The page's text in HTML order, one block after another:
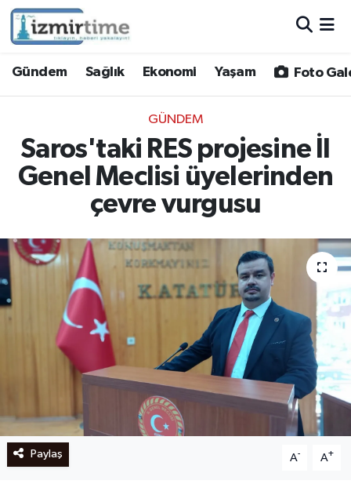
Gündem Sağlık Ekonomi Yaşam Foto
GÜNDEM
Saros'taki RES projesine İl
Genel Meclisi üyelerinden
çevre vurgusu
Paylaş A- A+
Sağlık
Ekonomi
Yaşam
Foto Galeri
Video
Yazarlar
Siyaset
İzmir
İletişim
Hava Durumu
İzmir Namaz Vakitleri
Trafik Durumu
Süper Lig Puan Durumu ve Fikstür
Tüm Manşetler
Son Dakika Haberleri
Haber Arşivi